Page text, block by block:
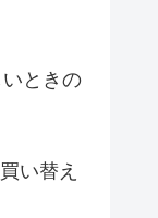
ときの
い替え